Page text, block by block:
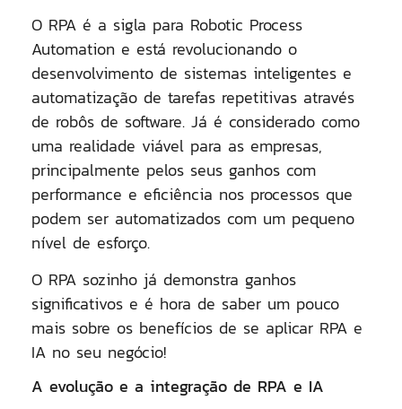
O RPA é a sigla para Robotic Process
Automation e está revolucionando o
desenvolvimento de sistemas inteligentes e
automatização de tarefas repetitivas através
de robôs de software. Já é considerado como
uma realidade viável para as empresas,
principalmente pelos seus ganhos com
performance e eficiência nos processos que
podem ser automatizados com um pequeno
nível de esforço.
O RPA sozinho já demonstra ganhos
significativos e é hora de saber um pouco
mais sobre os benefícios de se aplicar RPA e
IA no seu negócio!
A evolução e a integração de RPA e IA